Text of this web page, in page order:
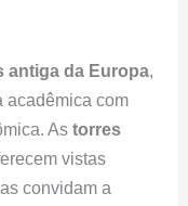
antiga da Europa,
acadêmica com
Astorres
vistas
convidam a